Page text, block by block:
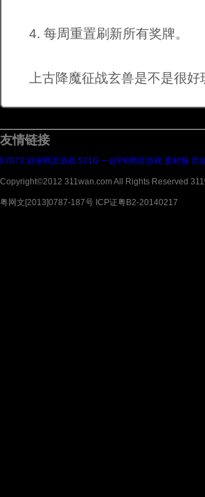
4. 每周重置刷新所有奖牌。
上古降魔征战玄兽是不是很
友情链接
07073 游侠网页游戏 521G 一起PK网页游戏 爱村服 页
Copyright©2012 311wan.com All Rights Reserved
粤网文[2013]0787-187号 ICP证粤B2-20140217